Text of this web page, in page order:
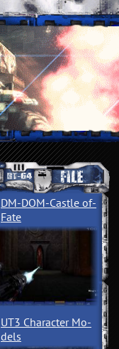
DM-DOM-Castle of­
Fate
UT3 Character Mo­
dels